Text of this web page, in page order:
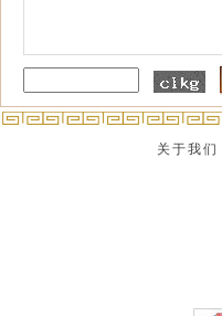
关于我们